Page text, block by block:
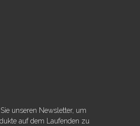
Sie unseren Newsletter, um
auf dem Laufenden zu